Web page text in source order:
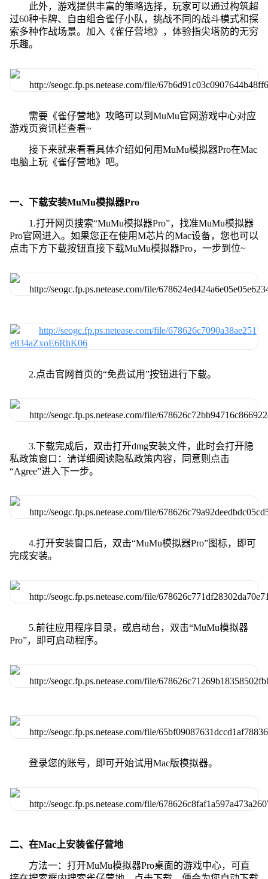
此外，游戏提供丰富的策略选择，玩家可以通过构筑超
过60种卡牌、自由组合雀仔小队，挑战不同的战斗模式和探
索多种作战场景。加入《雀仔营地》，体验指尖塔防的无穷
乐趣。
需要《雀仔营地》攻略可以到MuMu官网游戏中心对应
游戏页资讯栏查看~
接下来就来看看具体介绍如何用MuMu模拟器Pro在Mac
电脑上玩《雀仔营地》吧。
一、下载安装MuMu模拟器Pro
1.打开网页搜索“MuMu模拟器Pro”，找准MuMu模拟器
Pro官网进入。如果您正在使用M芯片的Mac设备，您也可以
点击下方下载按钮直接下载MuMu模拟器Pro，一步到位~
2.点击官网首页的“免费试用”按钮进行下载。
3.下载完成后，双击打开dmg安装文件，此时会打开隐
私政策窗口：请详细阅读隐私政策内容，同意则点击
“Agree”进入下一步。
4.打开安装窗口后，双击“MuMu模拟器Pro”图标，即可
完成安装。
5.前往应用程序目录，或启动台，双击“MuMu模拟器
Pro”，即可启动程序。
登录您的账号，即可开始试用Mac版模拟器。
二、在Mac上安装雀仔营地
方法一：打开MuMu模拟器Pro桌面的游戏中心，可直